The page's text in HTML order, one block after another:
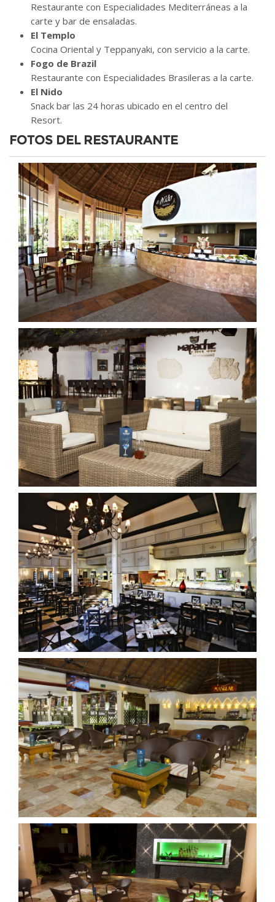
Restaurante con Especialidades Mediterráneas a la
carte y bar de ensaladas.
El Templo
Cocina Oriental y Teppanyaki, con servicio a la carte.
Fogo de Brazil
Restaurante con Especialidades Brasileras a la carte.
El Nido
Snack bar las 24 horas ubicado en el centro del
Resort.
FOTOS DEL RESTAURANTE